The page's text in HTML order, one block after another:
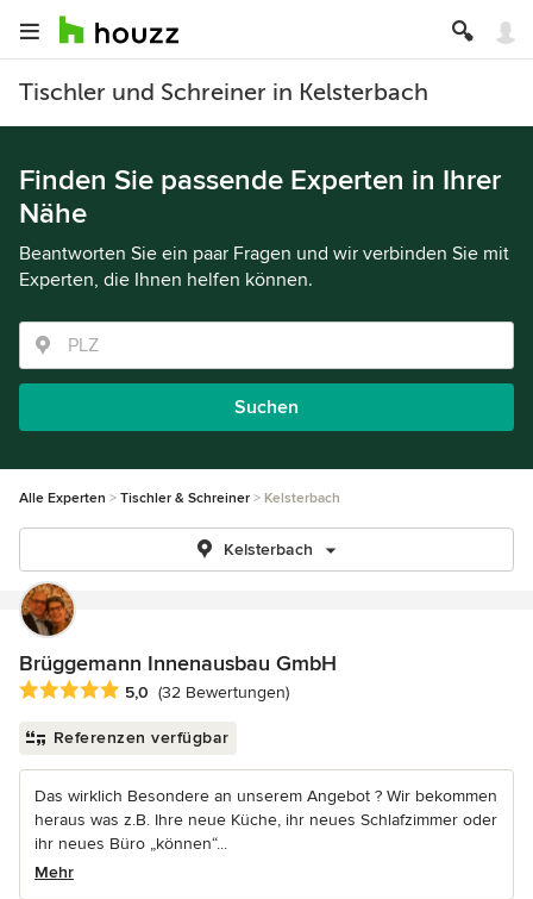
Tischler und Schreiner in Kelsterbach
Finden Sie passende Experten in Ihrer
Nähe
Beantworten Sie ein paar Fragen und wir verbinden Sie mit
Experten, die Ihnen helfen können.
Suchen
Alle Experten Tischler & Schreiner Kelsterbach
Kelsterbach
Brüggemann Innenausbau GmbH
Durchschnittliche Bewertung: 5 von 5 Sternen
5,0 (32 Bewertungen)
Referenzen verfügbar
Das wirklich Besondere an unserem Angebot ? Wir bekommen
heraus was z.B. Ihre neue Küche, ihr neues Schlafzimmer oder
ihr neues Büro „können“...
Mehr